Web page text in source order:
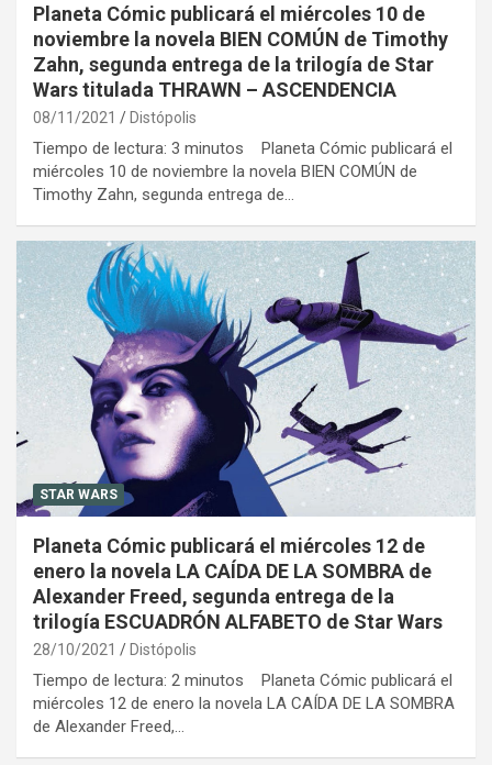
Planeta Cómic publicará el miércoles 10 de
noviembre la novela BIEN COMÚN de Timothy
Zahn, segunda entrega de la trilogía de Star
Wars titulada THRAWN – ASCENDENCIA
08/11/2021 Distópolis
Tiempo de lectura: 3 minutos Planeta Cómic publicará el
miércoles 10 de noviembre la novela BIEN COMÚN de
Timothy Zahn, segunda entrega de…
STAR WARS
Planeta Cómic publicará el miércoles 12 de
enero la novela LA CAÍDA DE LA SOMBRA de
Alexander Freed, segunda entrega de la
trilogía ESCUADRÓN ALFABETO de Star Wars
28/10/2021 Distópolis
Tiempo de lectura: 2 minutos Planeta Cómic publicará el
miércoles 12 de enero la novela LA CAÍDA DE LA SOMBRA
de Alexander Freed,…